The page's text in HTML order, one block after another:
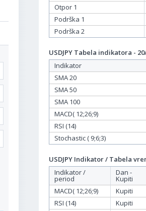
Otpor 1
Podrška 1
Podrška 2
USDJPY Tabela indikatora -
Indikator
SMA 20
SMA 50
SMA 100
MACD( 12;26;9)
RSI (14)
Stochastic ( 9;6;3)
USDJPY Indikator / Tabela
Indikator /
period
Dan -
Kupiti
MACD( 12;26;9)
Kupiti
RSI (14)
Kupiti